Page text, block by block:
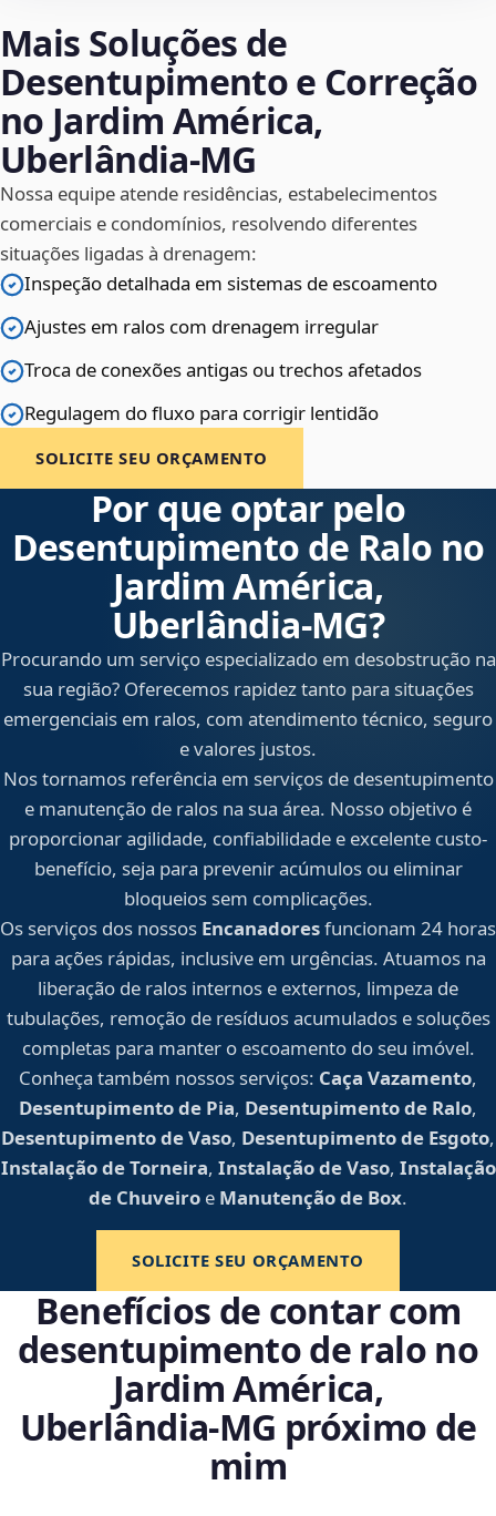
Mais Soluções de
Desentupimento e Correção
no Jardim América,
Uberlândia‑MG
Nossa equipe atende residências, estabelecimentos
comerciais e condomínios, resolvendo diferentes
situações ligadas à drenagem:
Inspeção detalhada em sistemas de escoamento
Ajustes em ralos com drenagem irregular
Troca de conexões antigas ou trechos afetados
Regulagem do fluxo para corrigir lentidão
SOLICITE SEU ORÇAMENTO
Por que optar pelo
Desentupimento de Ralo no
Jardim América,
Uberlândia‑MG?
Procurando um serviço especializado em desobstrução na
sua região? Oferecemos rapidez tanto para situações
emergenciais em ralos, com atendimento técnico, seguro
e valores justos.
Nos tornamos referência em serviços de desentupimento
e manutenção de ralos na sua área. Nosso objetivo é
proporcionar agilidade, confiabilidade e excelente custo-
benefício, seja para prevenir acúmulos ou eliminar
bloqueios sem complicações.
Os serviços dos nossos Encanadoresfuncionam 24 horas
para ações rápidas, inclusive em urgências. Atuamos na
liberação de ralos internos e externos, limpeza de
tubulações, remoção de resíduos acumulados e soluções
completas para manter o escoamento do seu imóvel.
Conheça também nossos serviços: Caça Vazamento,
Desentupimento de Pia, Desentupimento de Ralo,
Desentupimento de Vaso, Desentupimento de Esgoto,
Instalação de Torneira, Instalação de Vaso, Instalação
de Chuveiro e Manutenção de Box.
SOLICITE SEU ORÇAMENTO
Benefícios de contar com
desentupimento de ralo no
Jardim América,
Uberlândia‑MG próximo de
mim